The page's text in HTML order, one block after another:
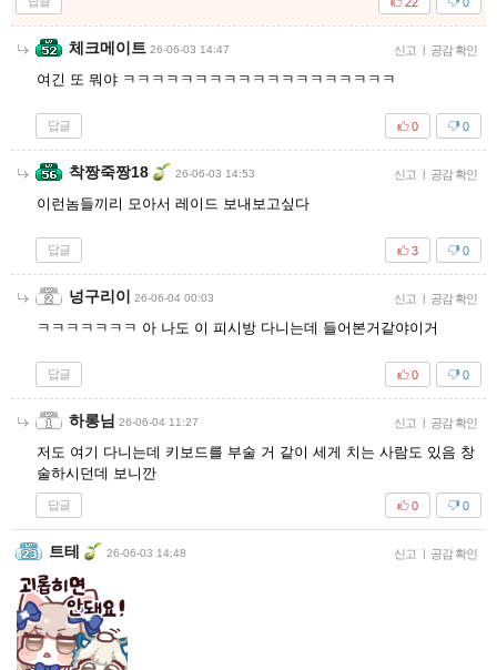
체크메이트 26-06-03 14:47 신고 | 공감 확인
여긴 또 뭐야 ㅋㅋㅋㅋㅋㅋㅋㅋㅋㅋㅋㅋㅋㅋㅋㅋㅋㅋㅋ
답글 0
0
착짱죽짱18 26-06-03 14:53 신고 | 공감 확인
이런놈들끼리 모아서 레이드 보내보고싶다
답글 0
3
넝구리이 26-06-04 00:03 신고 | 공감 확인
ㅋㅋㅋㅋㅋㅋㅋ 아 나도 이 피시방 다니는데 들어본거같야이거
답글 0
0
하롱님 26-06-04 11:27 신고 | 공감 확인
저도 여기 다니는데 키보드를 부술 거 같이 세게 치는 사람도 있음 창
술하시던데 보니깐
답글 0
0
트테 26-06-03 14:48 신고 | 공감 확인